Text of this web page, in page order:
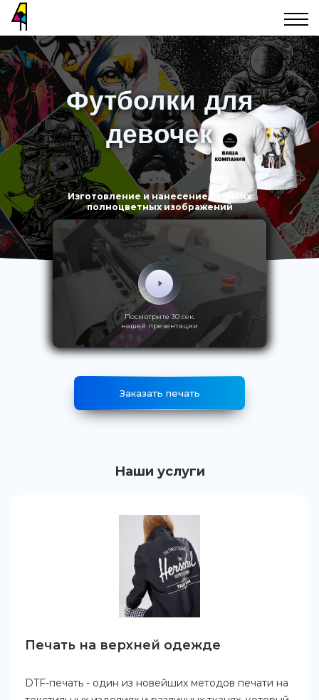
Футболки для
девочек
Изготовление и нанесение стойких
полноцветных изображений
Посмотрите 30 сек.
нашей презентации
Заказать печать
Наши услуги
Печать на верхней одежде
DTF-печать - один из новейших методов печати на